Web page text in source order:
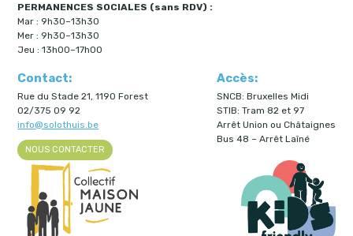
PERMANENCES SOCIALES (sans RDV) :
Mar : 9h30–13h30
Mer : 9h30–13h30
Jeu : 13h00–17h00
Contact:
Rue du Stade 21, 1190 Forest
02/375 09 92
info@solothuis.be
NOUS CONTACTER
Accès:
SNCB: Bruxelles Midi
STIB: Tram 82 et 97
Arrêt Union ou Châtaignes
Bus 48 – Arrêt Laîné